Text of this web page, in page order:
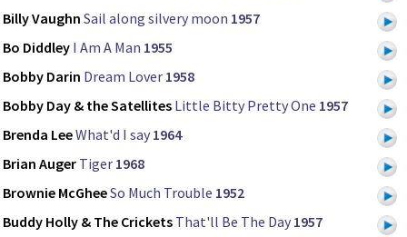
Billy Vaughn Sail along silvery moon 1957
Bo Diddley I Am A Man 1955
Bobby Darin Dream Lover 1958
Bobby Day & the Satellites Little Bitty Pretty One 1957
Brenda LeeWhat'd I say 1964
Brian Auger Tiger 1968
Brownie McGheeSo Much Trouble 1952
Buddy Holly & The Crickets That'll Be The Day 1957